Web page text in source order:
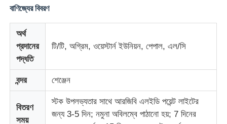
হলোগ্রাফিক এলইডি স্ক্রিন
নেতৃত্বাধীন গ্রিল স্ক্রিন
স্বচ্ছ ডিসপ্লে স্ক্রিন
বাণিজ্যের বিবরণ
অর্থ
প্রদানের
পদ্ধতি
টি/টি, অগ্রিম, ওয়েস্টার্ন ইউনিয়ন, পেপাল, এল/সি
বন্দর শেঞ্জেন
বিতরণ
সময়
স্টক উপলভ্যতার সাথে আরজিবি এলইডি পয়েন্ট লাইটের
জন্য 3-5 দিন; নমুনা অবিলম্বে পাঠানো হয়; 7 দিনের